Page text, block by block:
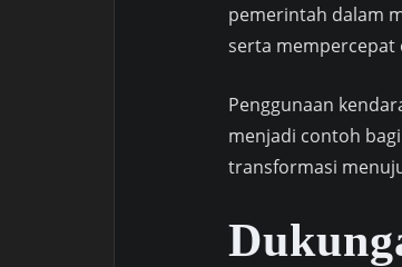
pemerintah dalam
serta mempercepat
Penggunaan
menjadi contoh
transformasi